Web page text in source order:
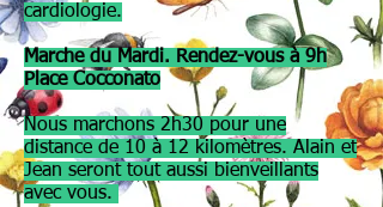
cardiologie.
Marche du Mardi. Rendez-vous à 9h
Place Cocconato
Nous marchons 2h30 pour une
distance de 10 à 12 kilomètres. Alain et
Jean seront tout aussi bienveillants
avec vous.